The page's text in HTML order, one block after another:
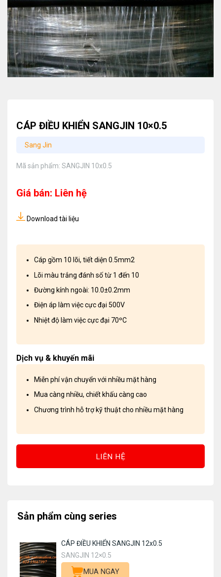
CÁP ĐIỀU KHIỂN SANGJIN 10×0.5
Sang Jin
Mã sản phẩm: SANGJIN 10x0.5
Giá bán: Liên hệ
Download tài liệu
Cáp gồm 10 lõi, tiết diện 0.5mm2
Lõi màu trắng đánh số từ 1 đến 10
Đường kính ngoài: 10.0±0.2mm
Điện áp làm việc cực đại 500V
Nhiệt độ làm việc cực đại 70ºC
Dịch vụ & khuyến mãi
Miễn phí vận chuyển với nhiều mặt hàng
Mua càng nhiều, chiết khấu càng cao
Chương trình hỗ trợ kỹ thuật cho nhiều mặt hàng
LIÊN HỆ
Sản phẩm cùng series
CÁP ĐIỀU KHIỂN SANGJIN 12x0.5
SANGJIN 12×0.5
MUA NGAY